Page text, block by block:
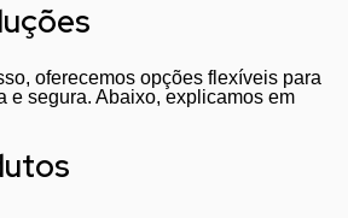
oferecemos opções flexíveis para
e segura. Abaixo, explicamos em